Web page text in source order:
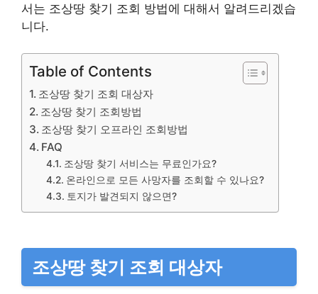
서는 조상땅 찾기 조회 방법에 대해서 알려드리겠습
니다.
Table of Contents
조상땅 찾기 조회 대상자
조상땅 찾기 조회방법
조상땅 찾기 오프라인 조회방법
FAQ
조상땅 찾기 서비스는 무료인가요?
온라인으로 모든 사망자를 조회할 수 있나요?
토지가 발견되지 않으면?
조상땅 찾기 조회 대상자